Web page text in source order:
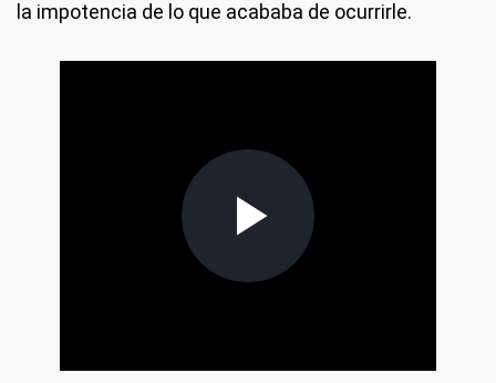
la impotencia de lo que acababa de ocurrirle.